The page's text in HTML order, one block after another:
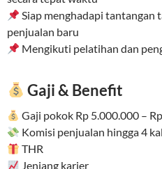
Siap menghadapi tantangan
penjualan baru
Mengikuti pelatihan dan
Gaji & Benefit
Gaji pokok Rp 5.000.000 –
Komisi penjualan hingga 4
THR
Jenjang karier